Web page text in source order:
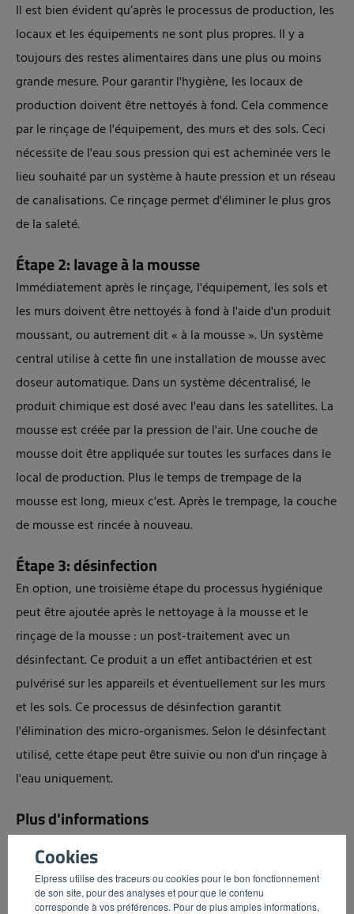
Cookies
Elpress utilise des traceurs ou cookies pour le bon fonctionnement
de son site, pour des analyses et pour que le contenu
corresponde à vos préférences. Pour de plus amples informations,
Il est bien évident qu’après le processus de production, les
locaux et les équipements ne sont plus propres. Il y a
toujours des restes alimentaires dans une plus ou moins
grande mesure. Pour garantir l'hygiène, les locaux de
production doivent être nettoyés à fond. Cela commence
par le rinçage de l'équipement, des murs et des sols. Ceci
nécessite de l'eau sous pression qui est acheminée vers le
lieu souhaité par un système à haute pression et un réseau
de canalisations. Ce rinçage permet d'éliminer le plus gros
de la saleté.
Étape 2: lavage à la mousse
Immédiatement après le rinçage, l'équipement, les sols et
les murs doivent être nettoyés à fond à l'aide d'un produit
moussant, ou autrement dit « à la mousse ». Un système
central utilise à cette fin une installation de mousse avec
doseur automatique. Dans un système décentralisé, le
produit chimique est dosé avec l'eau dans les satellites. La
mousse est créée par la pression de l'air. Une couche de
mousse doit être appliquée sur toutes les surfaces dans le
local de production. Plus le temps de trempage de la
mousse est long, mieux c'est. Après le trempage, la couche
de mousse est rincée à nouveau.
Étape 3: désinfection
En option, une troisième étape du processus hygiénique
peut être ajoutée après le nettoyage à la mousse et le
rinçage de la mousse : un post-traitement avec un
désinfectant. Ce produit a un effet antibactérien et est
pulvérisé sur les appareils et éventuellement sur les murs
et les sols. Ce processus de désinfection garantit
l'élimination des micro-organismes. Selon le désinfectant
utilisé, cette étape peut être suivie ou non d'un rinçage à
l'eau uniquement.
Plus d'informations